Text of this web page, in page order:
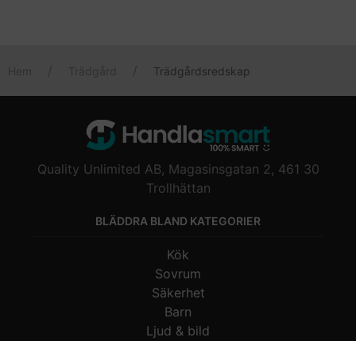
Trädgårdsredskap
Quality Unlimited AB, Magasinsgatan 2, 461 30
Trollhättan
BLÄDDRA BLAND KATEGORIER
Kök
Sovrum
Säkerhet
Barn
Ljud & bild